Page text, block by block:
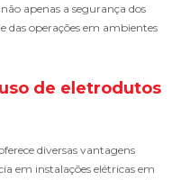
apenas a segurança dos
operações em ambientes
de eletrodutos
diversas vantagens
em instalações elétricas em